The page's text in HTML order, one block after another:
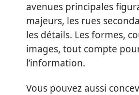
avenues principales
majeurs, les rues
les détails. Les formes,
images, tout compte
l’information.
Vous pouvez aussi